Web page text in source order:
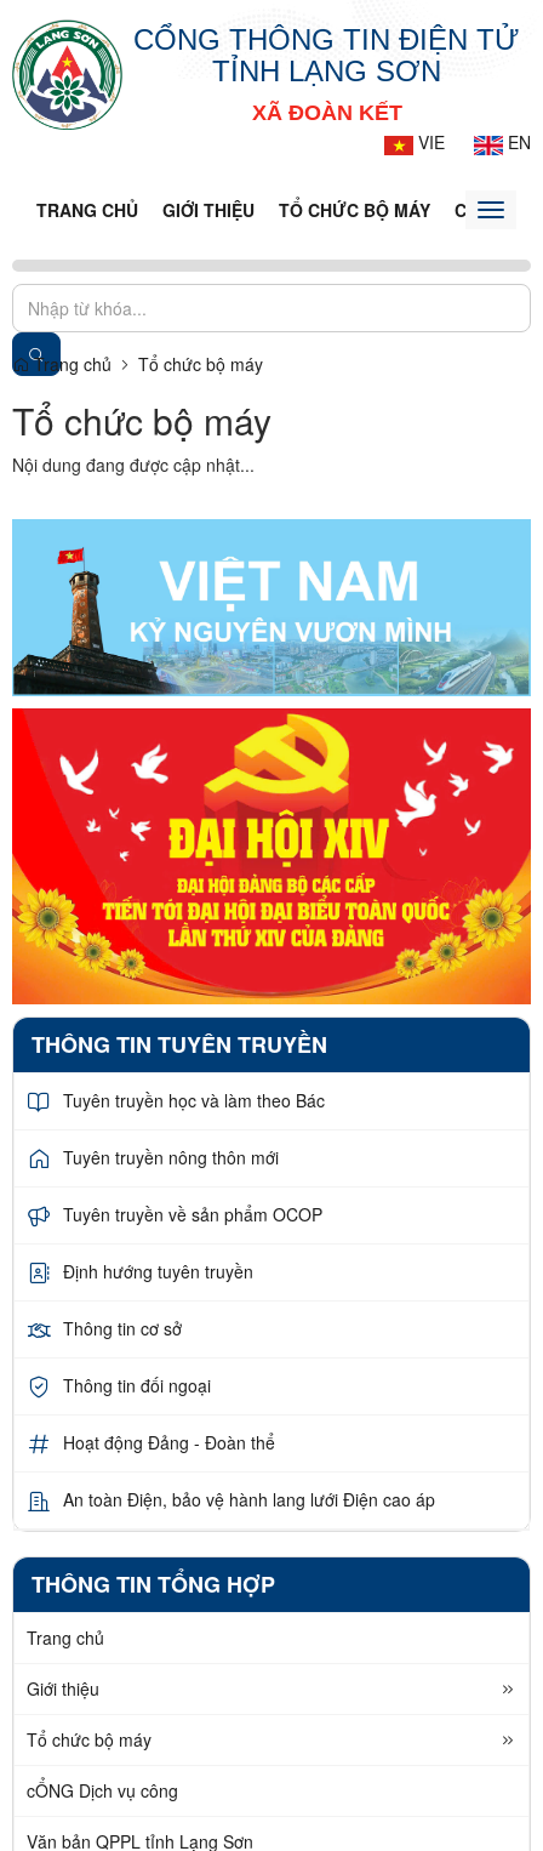
CỔNG THÔNG TIN ĐIỆN TỬ
TỈNH LẠNG SƠN
XÃ ĐOÀN KẾT
VIE
EN
TRANG CHỦ GIỚI THIỆU TỔ CHỨC BỘ MÁY CỔNGToggle
Trang chủ Tổ chức bộ máy
Tổ chức bộ máy
Nội dung đang được cập nhật...
THÔNG TIN TUYÊN TRUYỀN
Tuyên truyền học và làm theo Bác
Tuyên truyền nông thôn mới
Tuyên truyền về sản phẩm OCOP
Định hướng tuyên truyền
Thông tin cơ sở
Thông tin đối ngoại
Hoạt động Đảng - Đoàn thể
An toàn Điện, bảo vệ hành lang lưới Điện cao áp
THÔNG TIN TỔNG HỢP
Trang chủ
Giới thiệu
Tổ chức bộ máy
cỔNG Dịch vụ công
Văn bản QPPL tỉnh Lạng Sơn